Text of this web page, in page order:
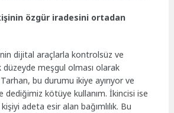
özgür iradesini ortadan
dijital araçlarla kontrolsüz ve
meşgul olması olarak
bu durumu ikiye ayırıyor ve
dediğimiz kötüye kullanım. İkincisi ise
adeta esir alan bağımlılık. Bu